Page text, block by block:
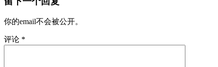
你的email不会被公开。
评论 *